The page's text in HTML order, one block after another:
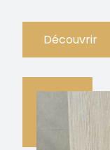
Découvrir